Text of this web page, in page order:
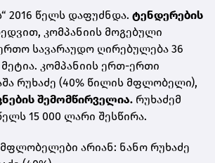
2016 წელს დაფუძნდა. ტენდერების
კომპანიის მოგებული
სავარაუდო ღირებულება 36
კომპანიის ერთ-ერთი
რუხაძე (40% წილის მფლობელი),
შემომწირველია. რუხაძემ
15 000 ლარი შესწირა.
არიან: ნანო რუხაძე